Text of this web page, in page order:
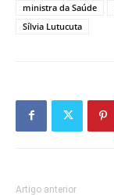
ministra da Saúde
Sílvia Lutucuta
Artigo anterior